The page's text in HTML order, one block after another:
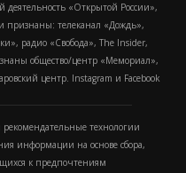
«Открытой России»,
признаны: телеканал «Дождь»,
радио «Свобода», The Insider,
общество/центр «Мемориал»,
центр. Instagram и Facebook
технологии
информации на основе сбора,
к предпочтениям